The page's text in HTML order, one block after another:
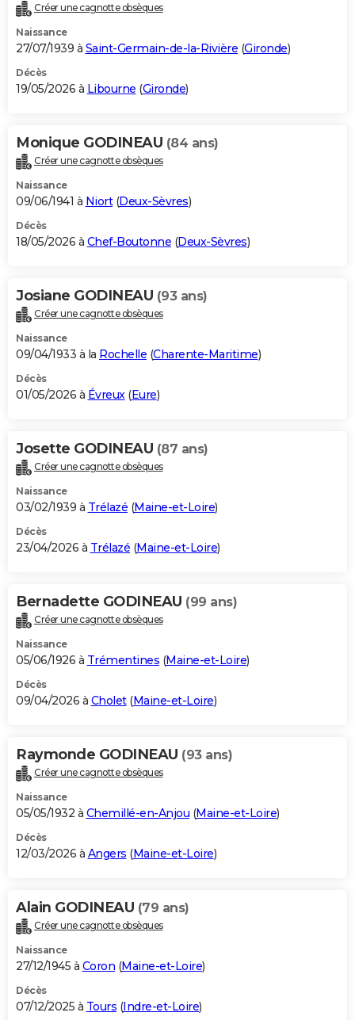
Créer une cagnotte obsèques
Naissance
27/07/1939 à Saint-Germain-de-la-Rivière (Gironde)
Décès
19/05/2026 à Libourne (Gironde)
Monique GODINEAU (84 ans)
Créer une cagnotte obsèques
Naissance
09/06/1941 à Niort(Deux-Sèvres)
Décès
18/05/2026 à Chef-Boutonne (Deux-Sèvres)
Josiane GODINEAU (93 ans)
Créer une cagnotte obsèques
Naissance
09/04/1933 à la Rochelle (Charente-Maritime)
Décès
01/05/2026 à Évreux(Eure)
Josette GODINEAU (87 ans)
Créer une cagnotte obsèques
Naissance
03/02/1939 à Trélazé (Maine-et-Loire)
Décès
23/04/2026 à Trélazé (Maine-et-Loire)
Bernadette GODINEAU (99 ans)
Créer une cagnotte obsèques
Naissance
05/06/1926 à Trémentines (Maine-et-Loire)
Décès
09/04/2026 à Cholet(Maine-et-Loire)
Raymonde GODINEAU (93 ans)
Créer une cagnotte obsèques
Naissance
05/05/1932 à Chemillé-en-Anjou (Maine-et-Loire)
Décès
12/03/2026 à Angers (Maine-et-Loire)
Alain GODINEAU (79 ans)
Créer une cagnotte obsèques
Naissance
27/12/1945 à Coron (Maine-et-Loire)
Décès
07/12/2025 à Tours (Indre-et-Loire)